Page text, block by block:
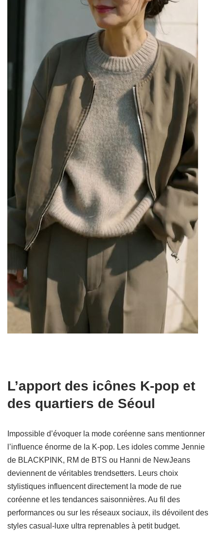
L’apport des icônes K-pop et
des quartiers de Séoul
Impossible d’évoquer la mode coréenne sans mentionner
l’influence énorme de la K-pop. Les idoles comme Jennie
de BLACKPINK, RM de BTS ou Hanni de NewJeans
deviennent de véritables trendsetters. Leurs choix
stylistiques influencent directement la mode de rue
coréenne et les tendances saisonnières. Au fil des
performances ou sur les réseaux sociaux, ils dévoilent des
styles casual-luxe ultra reprenables à petit budget.